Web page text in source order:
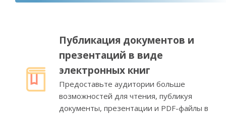
Публикация документов и
презентаций в виде
электронных книг
Предоставьте аудитории больше
возможностей для чтения, публикуя
документы, презентации и PDF-файлы в